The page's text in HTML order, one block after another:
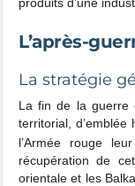
L’après-
La stratégie
La fin de la guerre
territorial,
l’Armée rouge
récupération de
orientale et les